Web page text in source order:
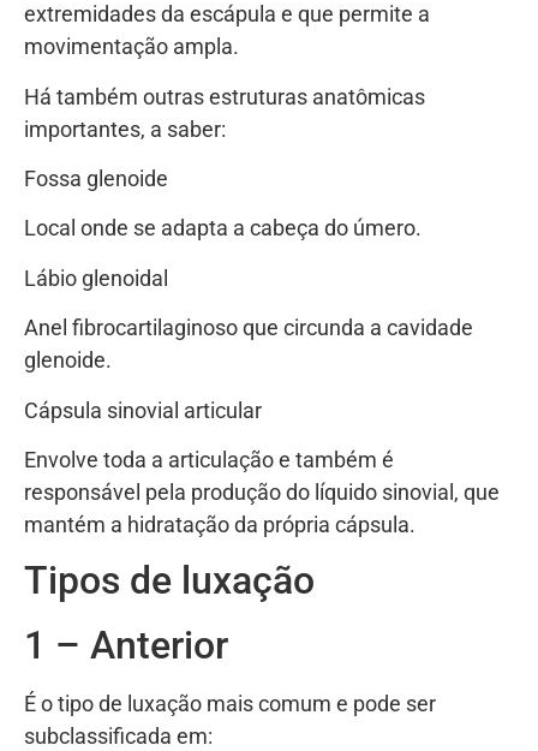
extremidades da escápula e que permite a
movimentação ampla.
Há também outras estruturas anatômicas
importantes, a saber:
Fossa glenoide
Local onde se adapta a cabeça do úmero.
Lábio glenoidal
Anel fibrocartilaginoso que circunda a cavidade
glenoide.
Cápsula sinovial articular
Envolve toda a articulação e também é
responsável pela produção do líquido sinovial, que
mantém a hidratação da própria cápsula.
Tipos de luxação
1 – Anterior
É o tipo de luxação mais comum e pode ser
subclassificada em: